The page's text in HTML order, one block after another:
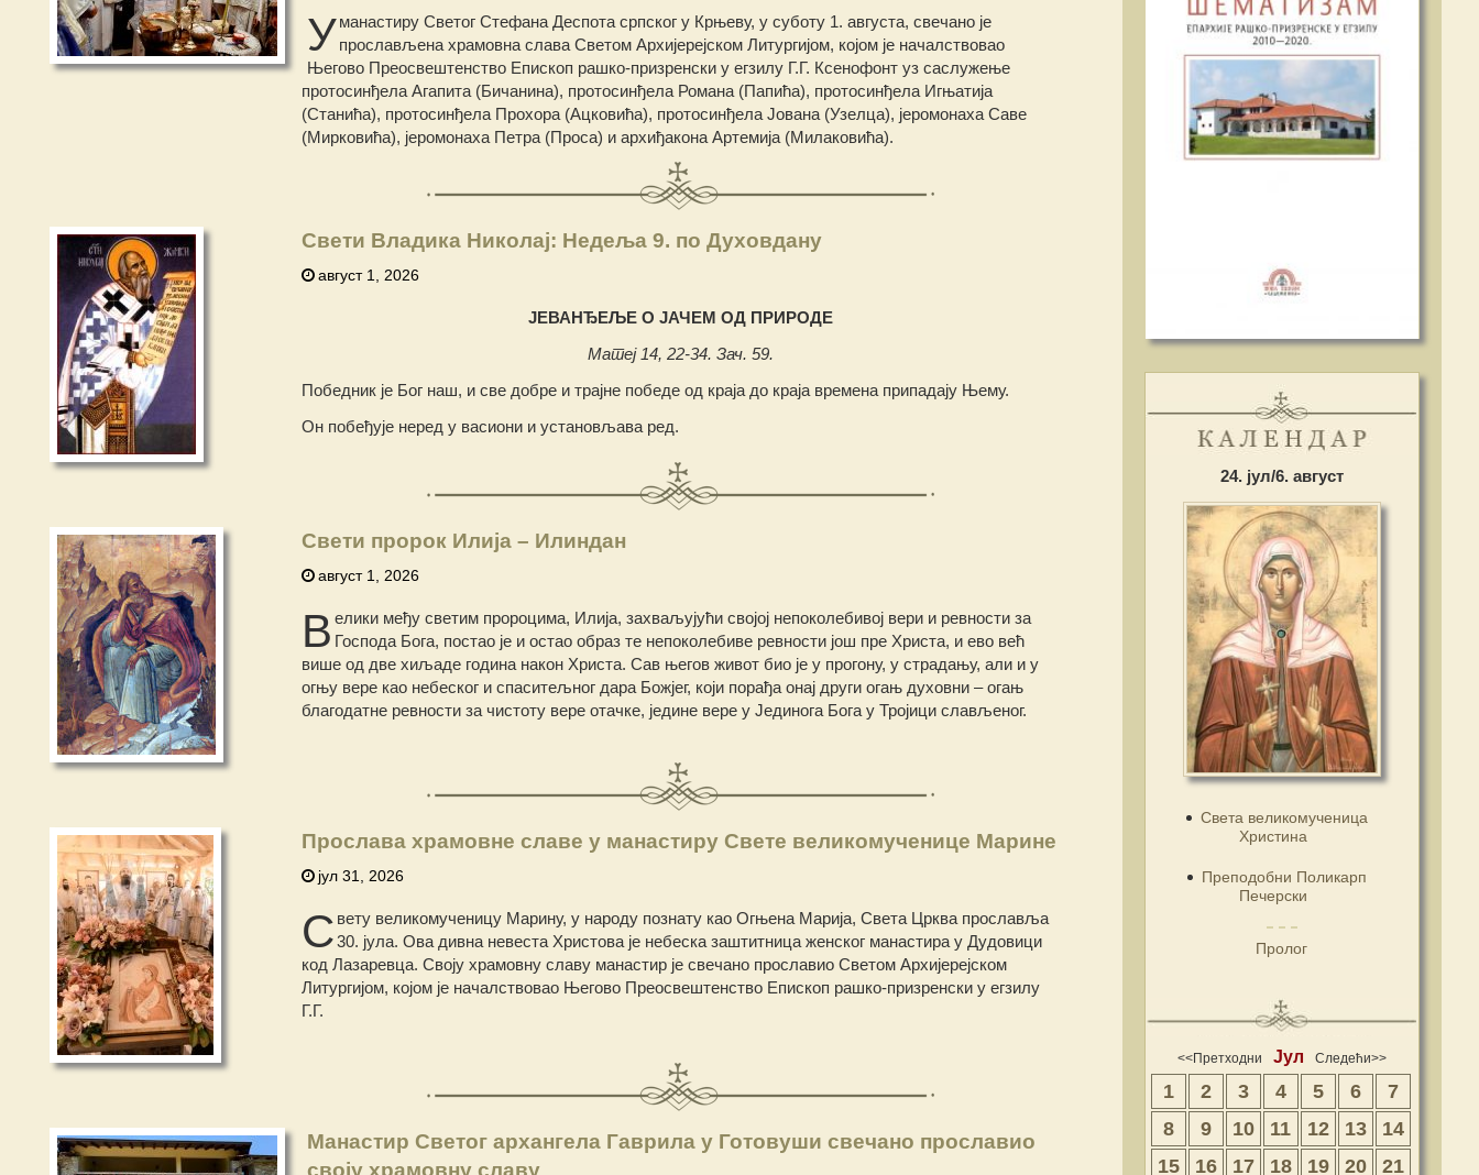
У манастиру Светог Стефана Деспота српског у Крњеву, у суботу 1. августа, свечано је
прослављена храмовна слава Светом Архијерејском Литургијом, којом је началствовао
Његово Преосвештенство Eпископ рашко-призренски у егзилу Г.Г. Ксенофонт уз саслужење
протосинђела Агапита (Бичанина), протосинђела Романа (Папића), протосинђела Игњатија
(Станића), протосинђела Прохора (Ацковића), протосинђела Јована (Узелца), јеромонаха Саве
(Мирковића), јеромонаха Петра (Проса) и архиђакона Артемија (Милаковића).
Свети Владика Николај: Недеља 9. по Духовдану
август 1, 2026
ЈЕВАНЂЕЉЕ О ЈАЧЕМ ОД ПРИРОДЕ
Матеј 14, 22-34. Зач. 59.
Победник је Бог наш, и све добре и трајне победе од краја до краја времена припадају Њему.
Он побеђује неред у васиони и установљава ред.
Свети пророк Илија – Илиндан
август 1, 2026
В елики међу светим пророцима, Илија, захваљујући својој непоколебивој вери и ревности за
Господа Бога, постао је и остао образ те непоколебиве ревности још пре Христа, и ево већ
више од две хиљаде година након Христа. Сав његов живот био је у прогону, у страдању, али и у
огњу вере као небеског и спаситељног дара Божјег, који порађа онај други огањ духовни – огањ
благодатне ревности за чистоту вере отачке, једине вере у Јединога Бога у Тројици слављеног.
Прослава храмовне славе у манастиру Свете великомученице Марине
јул 31, 2026
С вету великомученицу Марину, у народу познату као Огњена Марија, Света Црква прославља
30. јула. Ова дивна невеста Христова је небеска заштитница женског манастира у Дудовици
код Лазаревца. Своју храмовну славу манастир је свечано прославио Светом Архијерејском
Литургијом, којом је началствовао Његово Преосвештенство Епископ рашко-призренски у егзилу
Г.Г.
Манастир Светог архангела Гаврила у Готовуши свечано прославио
своју храмовну славу
24. јул/6. август
Света великомученица
Христина
Преподобни Поликарп
Печерски
Пролог
<<Претходни Јул Следећи>>
1 2 3 4 5 6
7
8
9 10 11 12 13
14
15
16 17 18 19 20
21